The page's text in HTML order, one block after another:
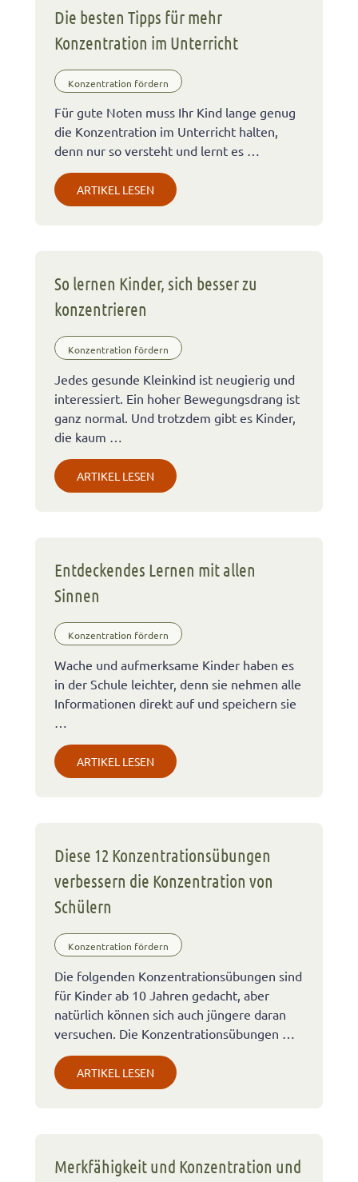
Die besten Tipps für mehr
Konzentration im Unterricht
Konzentration fördern
Für gute Noten muss Ihr Kind lange genug
die Konzentration im Unterricht halten,
denn nur so versteht und lernt es …
ARTIKEL LESEN
So lernen Kinder, sich besser zu
konzentrieren
Konzentration fördern
Jedes gesunde Kleinkind ist neugierig und
interessiert. Ein hoher Bewegungsdrang ist
ganz normal. Und trotzdem gibt es Kinder,
die kaum …
ARTIKEL LESEN
Entdeckendes Lernen mit allen
Sinnen
Konzentration fördern
Wache und aufmerksame Kinder haben es
in der Schule leichter, denn sie nehmen alle
Informationen direkt auf und speichern sie
ARTIKEL LESEN
Diese 12 Konzentrationsübungen
verbessern die Konzentration von
Schülern
Konzentration fördern
Die folgenden Konzentrationsübungen sind
für Kinder ab 10 Jahren gedacht, aber
natürlich können sich auch jüngere daran
versuchen. Die Konzentrationsübungen …
ARTIKEL LESEN
Merkfähigkeit und Konzentration und